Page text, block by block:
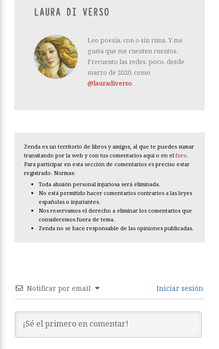
LAURA DI VERSO
Leo poesía, con o sin rima. Y me
gusta que me cuenten cuentos.
Frecuento las redes, poco, desde
marzo de 2020, como
@lauradiverso.
Zenda es un territorio de libros y amigos, al que te puedes sumar
transitando por la web y con tus comentarios aquí o en el foro.
Para participar en esta sección de comentarios es preciso estar
registrado. Normas:
Toda alusión personal injuriosa será eliminada.
No está permitido hacer comentarios contrarios a las leyes
españolas o injuriantes.
Nos reservamos el derecho a eliminar los comentarios que
consideremos fuera de tema.
Zenda no se hace responsable de las opiniones publicadas.
Notificar por email Iniciar sesión